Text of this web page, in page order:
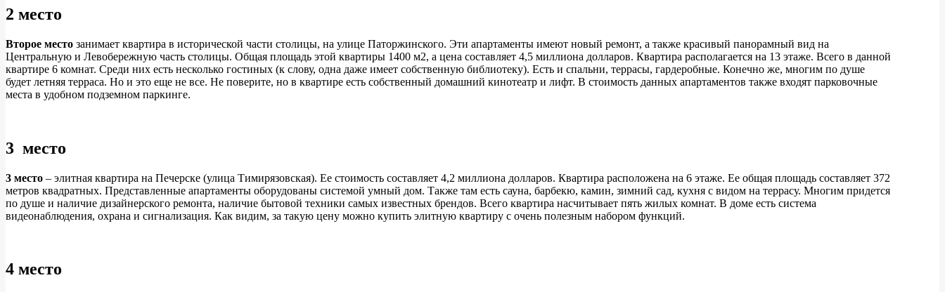
2 место
Второе место занимает квартира в исторической части столицы, на улице Паторжинского. Эти апартаменты имеют новый ремонт, а также красивый панорамный вид на
Центральную и Левобережную часть столицы. Общая площадь этой квартиры 1400 м2, а цена составляет 4,5 миллиона долларов. Квартира располагается на 13 этаже. Всего в данной
квартире 6 комнат. Среди них есть несколько гостиных (к слову, одна даже имеет собственную библиотеку). Есть и спальни, террасы, гардеробные. Конечно же, многим по душе
будет летняя терраса. Но и это еще не все. Не поверите, но в квартире есть собственный домашний кинотеатр и лифт. В стоимость данных апартаментов также входят парковочные
места в удобном подземном паркинге.
3 место
3 место – элитная квартира на Печерске (улица Тимирязовская). Ее стоимость составляет 4,2 миллиона долларов. Квартира расположена на 6 этаже. Ее общая площадь составляет 372
метров квадратных. Представленные апартаменты оборудованы системой умный дом. Также там есть сауна, барбекю, камин, зимний сад, кухня с видом на террасу. Многим придется
по душе и наличие дизайнерского ремонта, наличие бытовой техники самых известных брендов. Всего квартира насчитывает пять жилых комнат. В доме есть система
видеонаблюдения, охрана и сигнализация. Как видим, за такую цену можно купить элитную квартиру с очень полезным набором функций.
4 место